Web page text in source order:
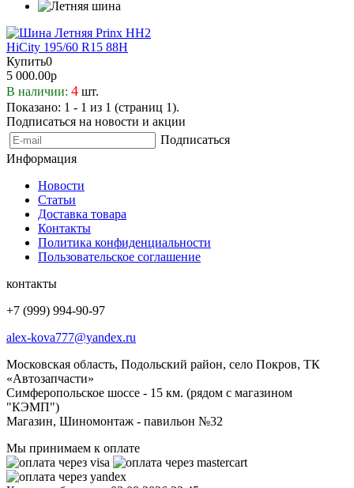
Купить0
5 000.00р
В наличии: 4 шт.
Показано: 1 - 1 из 1 (страниц 1).
Подписаться на новости и акции
Подписаться
Информация
Новости
Статьи
Доставка товара
Контакты
Политика конфиденциальности
Пользовательское соглашение
контакты
+7 (999) 994-90-97
alex-kova777@yandex.ru
Московская область, Подольский район, село Покров, ТК
«Автозапчасти»
Симферопольское шоссе - 15 км. (рядом с магазином
"КЭМП")
Магазин, Шиномонтаж - павильон №32
Мы принимаем к оплате